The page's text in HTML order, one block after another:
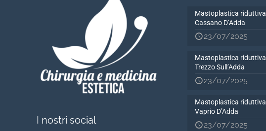
I nostri social
Mastoplastica riduttiva
Cassano D’Adda
23/07/2025
Mastoplastica riduttiva
Trezzo Sull’Adda
23/07/2025
Mastoplastica riduttiva
Vaprio D’Adda
23/07/2025